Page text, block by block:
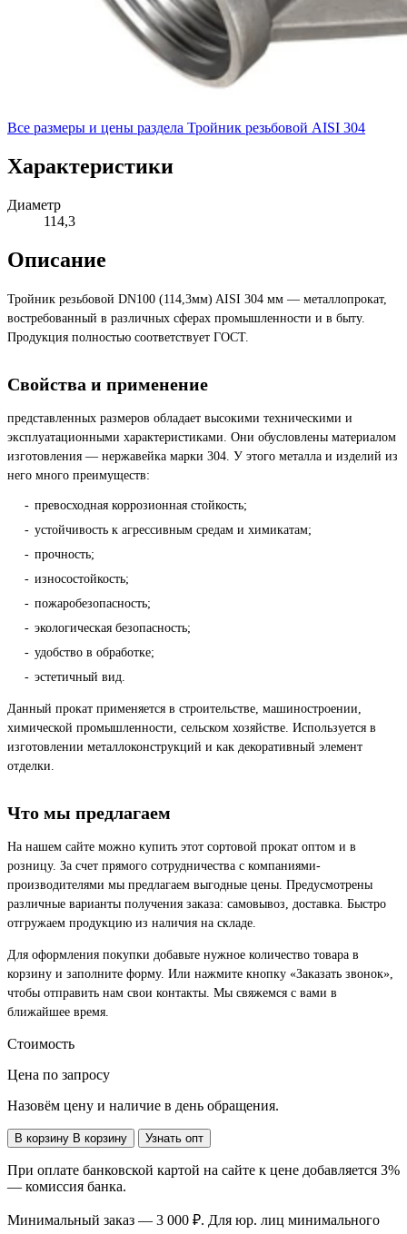
Все размеры и цены раздела Тройник резьбовой AISI 304
Характеристики
Диаметр
114,3
Описание
Тройник резьбовой DN100 (114,3мм) AISI 304 мм — металлопрокат,
востребованный в различных сферах промышленности и в быту.
Продукция полностью соответствует ГОСТ.
Свойства и применение
представленных размеров обладает высокими техническими и
эксплуатационными характеристиками. Они обусловлены материалом
изготовления — нержавейка марки 304. У этого металла и изделий из
него много преимуществ:
превосходная коррозионная стойкость;
устойчивость к агрессивным средам и химикатам;
прочность;
износостойкость;
пожаробезопасность;
экологическая безопасность;
удобство в обработке;
эстетичный вид.
Данный прокат применяется в строительстве, машиностроении,
химической промышленности, сельском хозяйстве. Используется в
изготовлении металлоконструкций и как декоративный элемент
отделки.
Что мы предлагаем
На нашем сайте можно купить этот сортовой прокат оптом и в
розницу. За счет прямого сотрудничества с компаниями-
производителями мы предлагаем выгодные цены. Предусмотрены
различные варианты получения заказа: самовывоз, доставка. Быстро
отгружаем продукцию из наличия на складе.
Для оформления покупки добавьте нужное количество товара в
корзину и заполните форму. Или нажмите кнопку «Заказать звонок»,
чтобы отправить нам свои контакты. Мы свяжемся с вами в
ближайшее время.
Стоимость
Цена по запросу
Назовём цену и наличие в день обращения.
В корзину В корзину Узнать опт
При оплате банковской картой на сайте к цене добавляется 3%
— комиссия банка.
Минимальный заказ — 3 000 ₽. Для юр. лиц минимального